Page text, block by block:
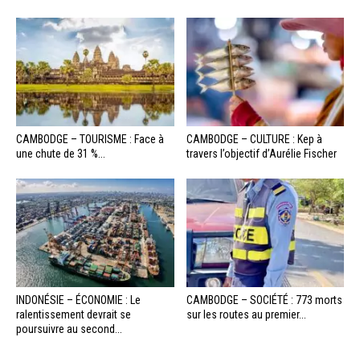
CAMBODGE – TOURISME : Face à
une chute de 31 %...
CAMBODGE – CULTURE : Kep à
travers l’objectif d’Aurélie Fischer
INDONÉSIE – ÉCONOMIE : Le
ralentissement devrait se
poursuivre au second...
CAMBODGE – SOCIÉTÉ : 773 morts
sur les routes au premier...